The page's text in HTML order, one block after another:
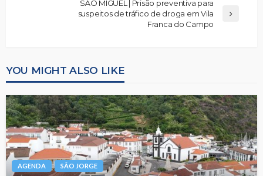
SÃO MIGUEL | Prisão preventiva para
suspeitos de tráfico de droga em Vila
Franca do Campo
YOU MIGHT ALSO LIKE
AGENDA SÃO JORGE